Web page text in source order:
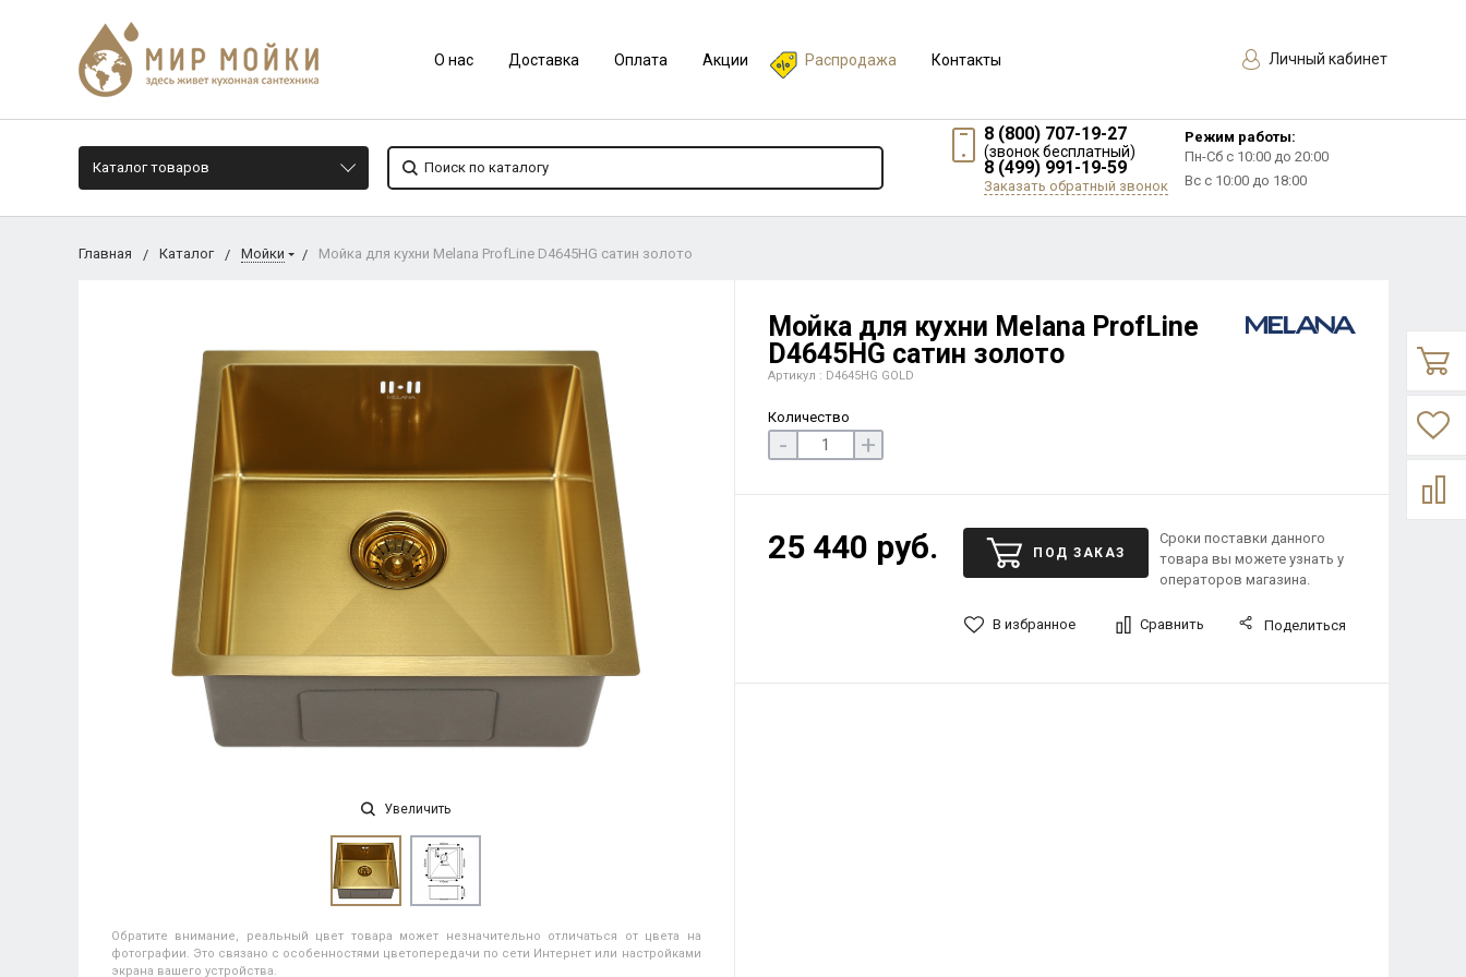
О нас Доставка Оплата Акции Распродажа Контакты Личный кабинет
Каталог товаров
8 (800) 707-19-27
(звонок бесплатный)
8 (499) 991-19-59
Заказать обратный звонок
Режим работы:
Пн-Сб с 10:00 до 20:00
Вс с 10:00 до 18:00
Главная Каталог Мойки Мойка для кухни Melana ProfLine D4645HG сатин золото
Увеличить
Обратите внимание, реальный цвет товара может незначительно отличаться от цвета на
фотографии. Это связано с особенностями цветопередачи по сети Интернет или настройками
экрана вашего устройства.
Мойка для кухни Melana ProfLine
D4645HG сатин золото
Артикул : D4645HG GOLD
Количество
- +
25 440 руб. ПОД ЗАКАЗ
Сроки поставки данного
товара вы можете узнать у
операторов магазина.
В избранное Сравнить Поделиться